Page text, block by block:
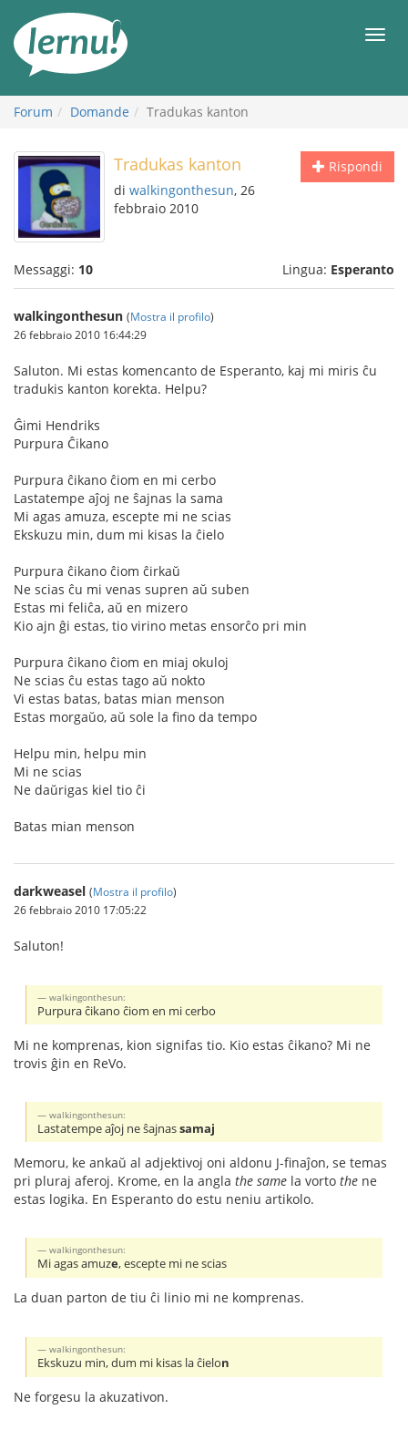
all’indice
Forum Domande Tradukas kanton
Rispondi
Tradukas kanton
di walkingonthesun, 26
febbraio 2010
Messaggi: 10 Lingua: Esperanto
walkingonthesun (Mostra il profilo)
26 febbraio 2010 16:44:29
Saluton. Mi estas komencanto de Esperanto, kaj mi miris ĉu
tradukis kanton korekta. Helpu?
Ĝimi Hendriks
Purpura Ĉikano
Purpura ĉikano ĉiom en mi cerbo
Lastatempe aĵoj ne ŝajnas la sama
Mi agas amuza, escepte mi ne scias
Ekskuzu min, dum mi kisas la ĉielo
Purpura ĉikano ĉiom ĉirkaŭ
Ne scias ĉu mi venas supren aŭ suben
Estas mi feliĉa, aŭ en mizero
Kio ajn ĝi estas, tio virino metas ensorĉo pri min
Purpura ĉikano ĉiom en miaj okuloj
Ne scias ĉu estas tago aŭ nokto
Vi estas batas, batas mian menson
Estas morgaŭo, aŭ sole la fino da tempo
Helpu min, helpu min
Mi ne scias
Ne daŭrigas kiel tio ĉi
Batas mian menson
darkweasel (Mostra il profilo)
26 febbraio 2010 17:05:22
Saluton!
walkingonthesun:
Purpura ĉikano ĉiom en mi cerbo
Mi ne komprenas, kion signifas tio. Kio estas ĉikano? Mi ne
trovis ĝin en ReVo.
walkingonthesun:
Lastatempe aĵoj ne ŝajnassamaj
Memoru, ke ankaŭ al adjektivoj oni aldonu J-finaĵon, se temas
pri pluraj aferoj. Krome, en la angla the same la vorto the ne
estas logika. En Esperanto do estu neniu artikolo.
walkingonthesun:
Mi agas amuze, escepte mi ne scias
La duan parton de tiu ĉi linio mi ne komprenas.
walkingonthesun:
Ekskuzu min, dum mi kisas la ĉielon
Ne forgesu la akuzativon.